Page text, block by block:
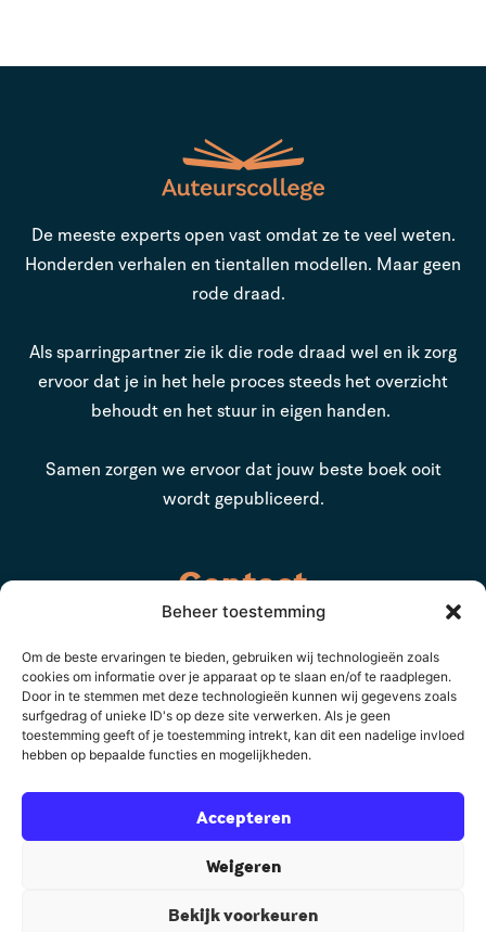
Beheer toestemming
Om de beste ervaringen te bieden, gebruiken wij technologieën zoals
cookies om informatie over je apparaat op te slaan en/of te raadplegen.
Door in te stemmen met deze technologieën kunnen wij gegevens zoals
surfgedrag of unieke ID's op deze site verwerken. Als je geen
toestemming geeft of je toestemming intrekt, kan dit een nadelige invloed
hebben op bepaalde functies en mogelijkheden.
Accepteren
Weigeren
Bekijk voorkeuren
De meeste experts open vast omdat ze te veel weten.
Honderden verhalen en tientallen modellen. Maar geen
rode draad.
Als sparringpartner zie ik die rode draad wel en ik zorg
ervoor dat je in het hele proces steeds het overzicht
behoudt en het stuur in eigen handen.
Samen zorgen we ervoor dat jouw beste boek ooit
wordt gepubliceerd.
Contact
Asserstraat 2
9461 GC Gieten
085 8782 832